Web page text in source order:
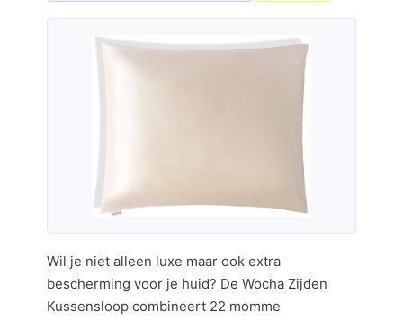
Wil je niet alleen luxe maar ook extra
bescherming voor je huid? De Wocha Zijden
Kussensloop combineert 22 momme